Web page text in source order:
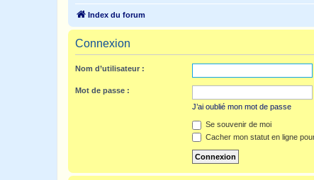
Index du forum
Connexion
Nom d’utilisateur :
Mot de passe :
J’ai oublié mon mot de passe
Se souvenir de moi
Cacher mon statut en ligne